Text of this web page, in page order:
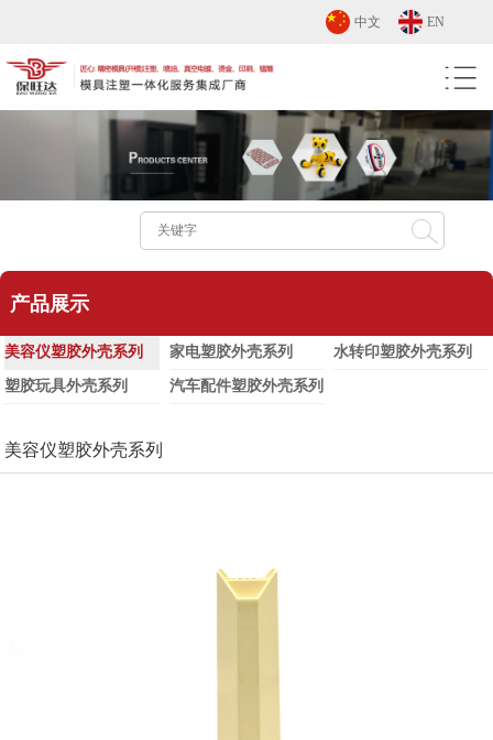
中文 EN
产品展示
美容仪塑胶外壳系列 家电塑胶外壳系列 水转印塑胶外壳系列
塑胶玩具外壳系列 汽车配件塑胶外壳系列
美容仪塑胶外壳系列